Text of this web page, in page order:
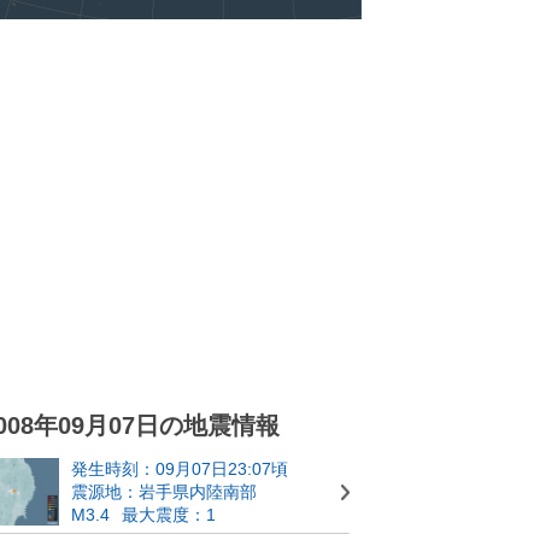
年09月07日の地震情報
発生時刻：09月07日23:07頃
震源地：岩手県内陸南部
M3.4
最大震度：1